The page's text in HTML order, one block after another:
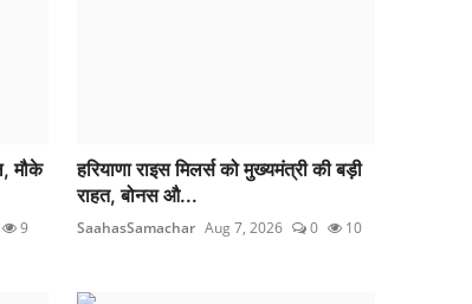
मौके
9
हरियाणा राइस मिलर्स को मुख्यमंत्री की बड़ी
राहत, बोनस औ...
SaahasSamachar Aug 7, 2026 0 10